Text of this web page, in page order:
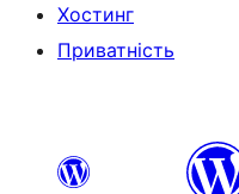
Хостинг
Приватність